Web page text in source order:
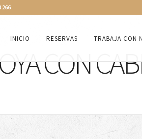
266
INICIO RESERVAS TRABAJA CON
CON